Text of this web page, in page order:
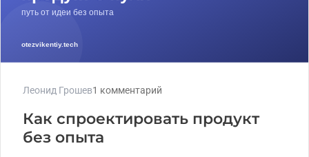
Леонид Грошев1 комментарий
Как спроектировать продукт
без опыта